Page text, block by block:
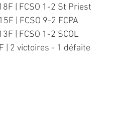
| FCSO 1-2 St Priest
| FCSO 9-2 FCPA
| FCSO 1-2 SCOL
| 2 victoires - 1 défaite